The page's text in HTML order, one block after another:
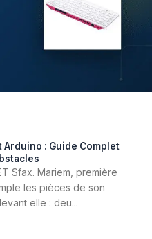
: Guide Complet
Sfax. Mariem, première
les pièces de son
elle : deu...